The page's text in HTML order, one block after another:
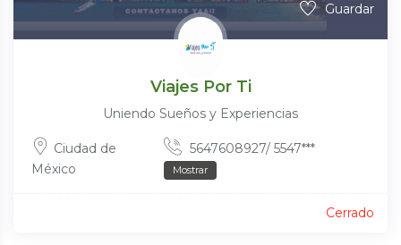
Guardar
Viajes Por Ti
Uniendo Sueños y Experiencias
Ciudad de
México
5647608927/ 5547***
Mostrar
Cerrado